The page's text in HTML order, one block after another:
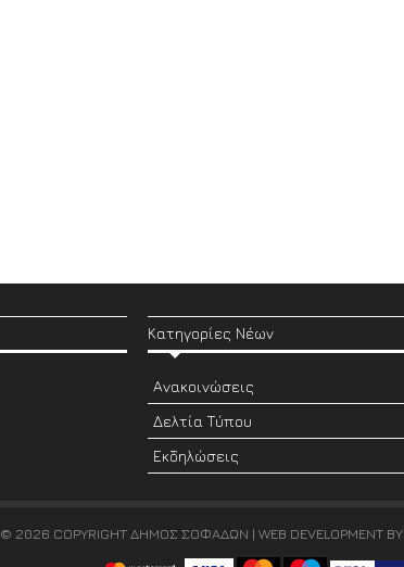
Κατηγορίες Νέων
Ανακοινώσεις
Δελτία Τύπου
Εκδηλώσεις
© 2026 COPYRIGHT ΔΗΜΟΣ ΣΟΦΑΔΩΝ | WEB DEVELOPMENT BY